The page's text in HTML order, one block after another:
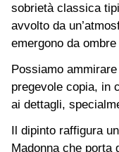
sobrietà classica
avvolto da
emergono da
Possiamo
pregevole copia, in
ai dettagli,
Il dipinto raffigura
Madonna che porta